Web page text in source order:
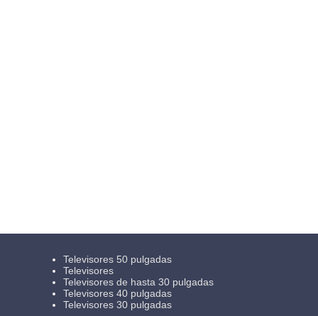
Televisores 50 pulgadas
Televisores
Televisores de hasta 30 pulgadas
Televisores 40 pulgadas
Televisores 30 pulgadas